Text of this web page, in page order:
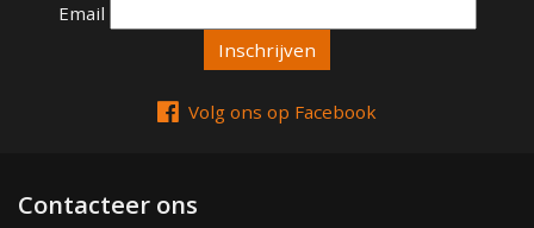
Email
Email
Volg ons op Facebook
Contacteer ons